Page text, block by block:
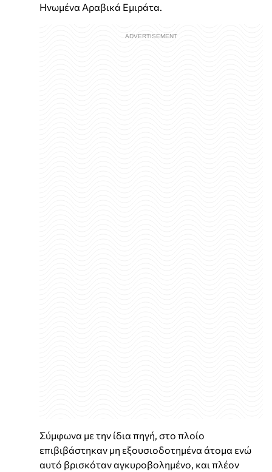
Ηνωμένα Αραβικά Εμιράτα.
Σύμφωνα με την ίδια πηγή, στο πλοίο
επιβιβάστηκαν μη εξουσιοδοτημένα άτομα ενώ
αυτό βρισκόταν αγκυροβολημένο, και πλέον